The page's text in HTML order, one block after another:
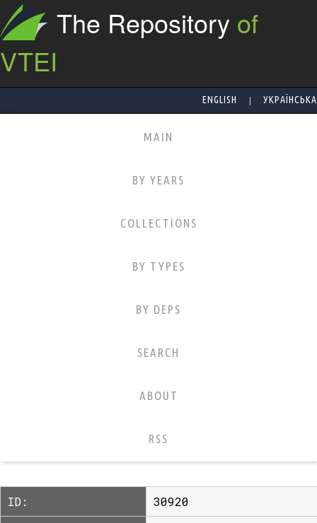
The Repository of
VTEI
ENGLISH | УКРАЇНСЬКА
MAIN
BY YEARS
COLLECTIONS
BY TYPES
BY DEPS
SEARCH
ABOUT
RSS
ID: 30920